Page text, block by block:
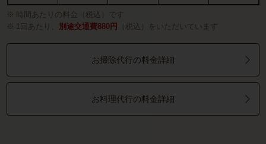
時間あたりの料金（税込）です
1回あたり、
別途交通費880円 （税込）をいただいています
お掃除代行の料金詳細
お料理代行の料金詳細